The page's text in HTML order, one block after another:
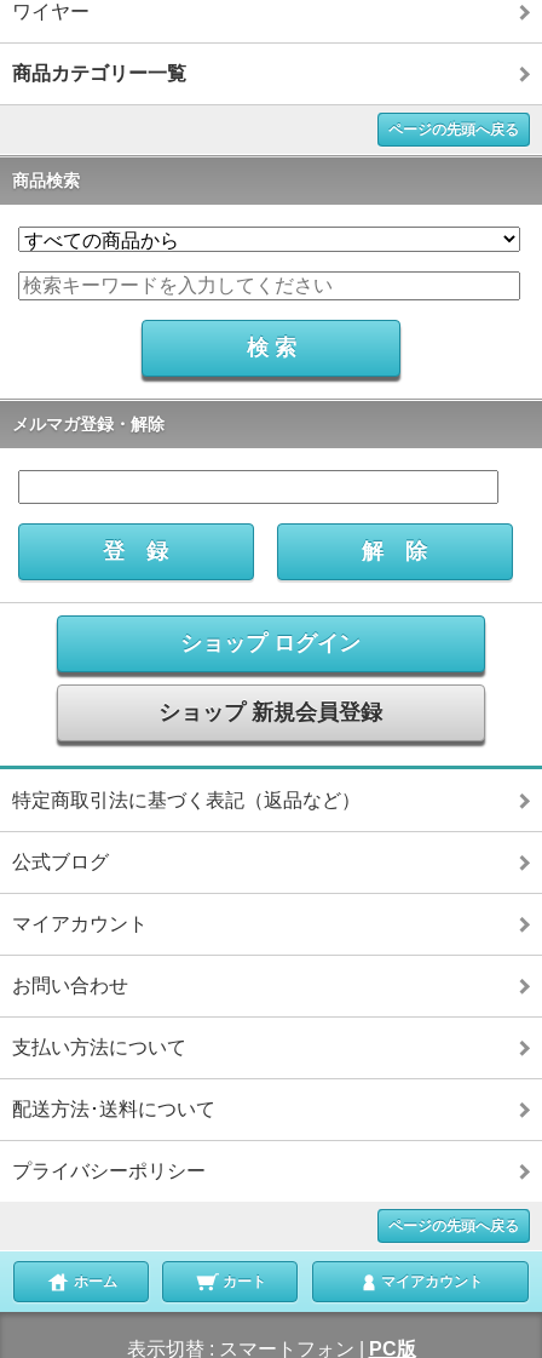
ワイヤー
商品カテゴリー一覧
ページの先頭へ戻る
商品検索
メルマガ登録・解除
ショップ ログイン
ショップ 新規会員登録
特定商取引法に基づく表記（返品など）
公式ブログ
マイアカウント
お問い合わせ
支払い方法について
配送方法･送料について
プライバシーポリシー
ページの先頭へ戻る
ホーム カート マイアカウント
表示切替 : スマートフォン PC版